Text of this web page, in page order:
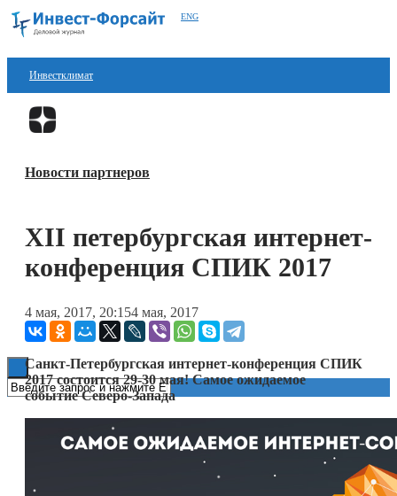
ENG
Инвестклимат
Финансы
Блокчейн
Книги
Новости партнеров
XII петербургская интернет-
конференция СПИК 2017
4 мая, 2017, 20:154 мая, 2017
Санкт-Петербургская интернет-конференция СПИК
2017 состоится 29-30 мая! Самое ожидаемое
событие Северо-Запада